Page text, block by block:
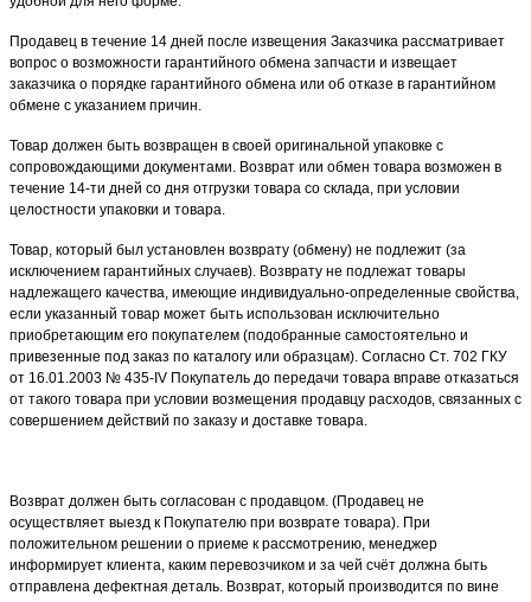
Продавец в течение 14 дней после извещения Заказчика рассматривает
вопрос о возможности гарантийного обмена запчасти и извещает
заказчика о порядке гарантийного обмена или об отказе в гарантийном
обмене с указанием причин.
Товар должен быть возвращен в своей оригинальной упаковке с
сопровождающими документами. Возврат или обмен товара возможен в
течение 14-ти дней со дня отгрузки товара со склада, при условии
целостности упаковки и товара.
Товар, который был установлен возврату (обмену) не подлежит (за
исключением гарантийных случаев). Возврату не подлежат товары
надлежащего качества, имеющие индивидуально-определенные свойства,
если указанный товар может быть использован исключительно
приобретающим его покупателем (подобранные самостоятельно и
привезенные под заказ по каталогу или образцам). Согласно Ст. 702 ГКУ
от 16.01.2003 № 435-IV Покупатель до передачи товара вправе отказаться
от такого товара при условии возмещения продавцу расходов, связанных с
совершением действий по заказу и доставке товара.
Возврат должен быть согласован с продавцом. (Продавец не
осуществляет выезд к Покупателю при возврате товара). При
положительном решении о приеме к рассмотрению, менеджер
информирует клиента, каким перевозчиком и за чей счёт должна быть
отправлена дефектная деталь. Возврат, который производится по вине